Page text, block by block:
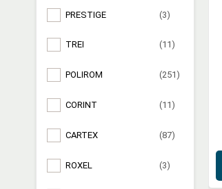
PRESTIGE (3)
TREI (11)
POLIROM (251)
CORINT (11)
CARTEX (87)
ROXEL (3)